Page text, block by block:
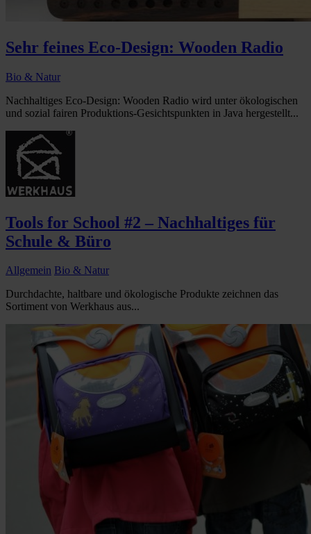
Sehr feines Eco-Design: Wooden Radio
Bio & Natur
Nachhaltiges Eco-Design: Wooden Radio wird unter ökologischen
und sozial fairen Produktions-Gesichtspunkten in Java hergestellt...
Tools for School #2 – Nachhaltiges für
Schule & Büro
Allgemein Bio & Natur
Durchdachte, haltbare und ökologische Produkte zeichnen das
Sortiment von Werkhaus aus...